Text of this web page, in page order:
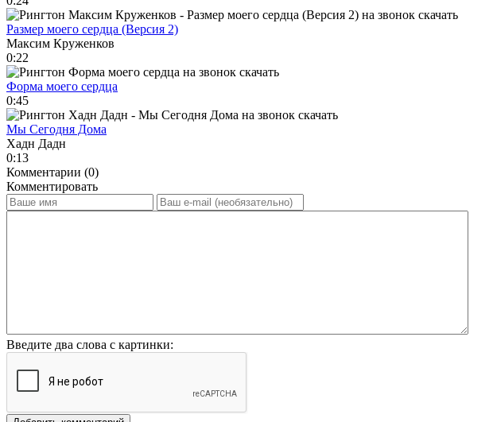
Размер моего сердца (Версия 2)
Максим Круженков
0:22
Форма моего сердца
0:45
Мы Сегодня Дома
Хадн Дадн
0:13
Комментарии (0)
Комментировать
Введите два слова с картинки: